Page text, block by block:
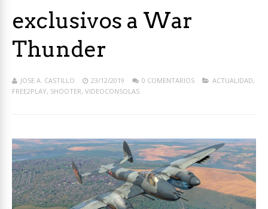
exclusivos a War
Thunder
JOSE A. CASTILLO 23/12/2019 0 COMENTARIOS ACTUALIDAD,
FREE2PLAY, SHOOTER, VIDEOCONSOLAS